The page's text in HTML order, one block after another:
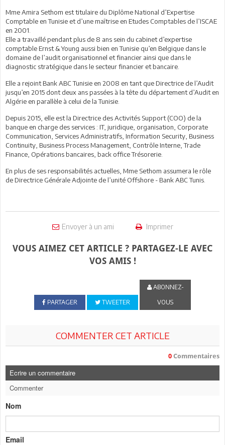
Mme Amira Sethom est titulaire du Diplôme National d’Expertise
Comptable en Tunisie et d’une maîtrise en Etudes Comptables de l’ISCAE
en 2001.
Elle a travaillé pendant plus de 8 ans sein du cabinet d’expertise
comptable Ernst & Young aussi bien en Tunisie qu’en Belgique dans le
domaine de l’audit organisationnel et financier ainsi que dans le
diagnostic stratégique dans le secteur financier et bancaire.
Elle a rejoint Bank ABC Tunisie en 2008 en tant que Directrice de l’Audit
jusqu’en 2015 dont deux ans passées à la tête du département d’Audit en
Algérie en parallèle à celui de la Tunisie.
Depuis 2015, elle est la Directrice des Activités Support (COO) de la
banque en charge des services : IT, juridique, organisation, Corporate
Communication, Services Administratifs, Information Security, Business
Continuity, Business Process Management, Contrôle Interne, Trade
Finance, Opérations bancaires, back office Trésorerie.
En plus de ses responsabilités actuelles, Mme Sethom assumera le rôle
de Directrice Générale Adjointe de l’unité Offshore - Bank ABC Tunis.
Envoyer à un ami Imprimer
VOUS AIMEZ CET ARTICLE ? PARTAGEZ-LE AVEC
VOS AMIS !
PARTAGER TWEETER
ABONNEZ-
VOUS
COMMENTER CET ARTICLE
0 Commentaires
Ecrire un commentaire
Commenter
Nom
Email